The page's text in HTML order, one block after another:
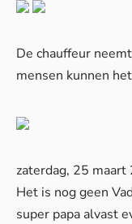
De chauffeur
mensen kunnen
zaterdag, 25 maart
Het is nog geen
super papa alvast